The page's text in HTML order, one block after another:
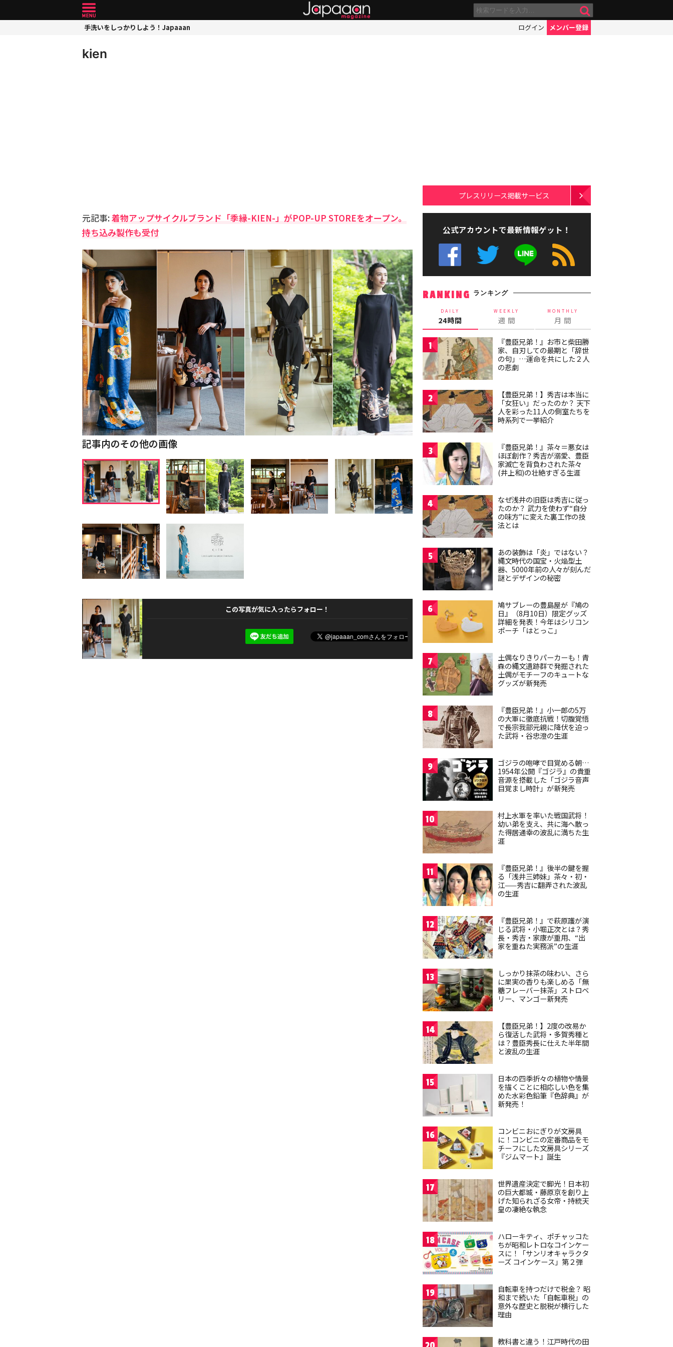
手洗いをしっかりしよう！Japaaan ログイン メンバー登録
kien
元記事:着物アップサイクルブランド「季縁-KIEN-」がPOP-UP STOREをオープン。
持ち込み製作も受付
記事内のその他の画像
この写真が気に入ったらフォロー！
プレスリリース掲載サービス
公式アカウントで最新情報ゲット！
RANKING ランキング
DAILY
24時間
WEEKLY
週 間
MONTHLY
月 間
1
『豊臣兄弟！』お市と柴田勝
家、自刃しての最期と「辞世
の句」…運命を共にした２人
の悲劇
2
【豊臣兄弟！】秀吉は本当に
「女狂い」だったのか？ 天下
人を彩った11人の側室たちを
時系列で一挙紹介
3
『豊臣兄弟！』茶々＝悪女は
ほぼ創作？秀吉が溺愛、豊臣
家滅亡を背負わされた茶々
(井上和)の壮絶すぎる生涯
4
なぜ浅井の旧臣は秀吉に従っ
たのか？ 武力を使わず“自分
の味方”に変えた裏工作の技
法とは
5
あの装飾は「炎」ではない？
縄文時代の国宝・火焔型土
器、5000年前の人々が刻んだ
謎とデザインの秘密
6
鳩サブレーの豊島屋が『鳩の
日』（8月10日）限定グッズ
詳細を発表！今年はシリコン
ポーチ「はとっこ」
7
土偶なりきりパーカーも！青
森の縄文遺跡群で発掘された
土偶がモチーフのキュートな
グッズが新発売
8
『豊臣兄弟！』小一郎の5万
の大軍に徹底抗戦！切腹覚悟
で長宗我部元親に降伏を迫っ
た武将・谷忠澄の生涯
9
ゴジラの咆哮で目覚める朝…
1954年公開『ゴジラ』の貴重
音源を搭載した「ゴジラ音声
目覚まし時計」が新発売
10
村上水軍を率いた戦国武将！
幼い弟を支え、共に海へ散っ
た得居通幸の波乱に満ちた生
涯
11
『豊臣兄弟！』後半の鍵を握
る「浅井三姉妹」茶々・初・
江——秀吉に翻弄された波乱
の生涯
12
『豊臣兄弟！』で萩原護が演
じる武将・小堀正次とは？秀
長・秀吉・家康が重用、“出
家を重ねた実務派”の生涯
13
しっかり抹茶の味わい、さら
に果実の香りも楽しめる「無
糖フレーバー抹茶」ストロベ
リー、マンゴー新発売
14
【豊臣兄弟！】2度の改易か
ら復活した武将・多賀秀種と
は？豊臣秀長に仕えた半年間
と波乱の生涯
15
日本の四季折々の植物や情景
を描くことに相応しい色を集
めた水彩色鉛筆『色辞典』が
新発売！
16
コンビニおにぎりが文房具
に！コンビニの定番商品をモ
チーフにした文房具シリーズ
『ジムマート』誕生
17
世界遺産決定で脚光！日本初
の巨大都城・藤原京を創り上
げた知られざる女帝・持統天
皇の凄絶な執念
18
ハローキティ、ポチャッコた
ちが昭和レトロなコインケー
スに！「サンリオキャラクタ
ーズ コインケース」第２弾
19
自転車を持つだけで税金？ 昭
和まで続いた「自転車税」の
意外な歴史と脱税が横行した
理由
教科書と違う！江戸時代の田